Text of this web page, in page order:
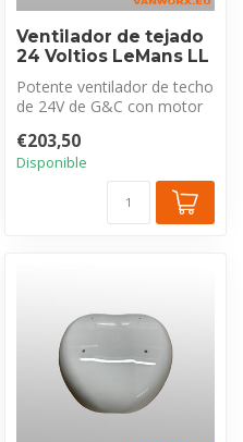
Ventilador de tejado
24 Voltios LeMans LL
Potente ventilador de techo
de 24V de G&C con motor
€203,50
Disponible